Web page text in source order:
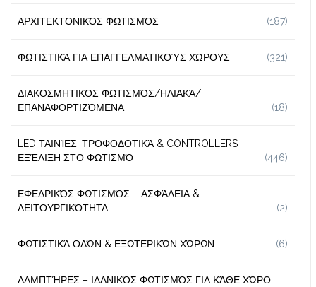
ΑΡΧΙΤΕΚΤΟΝΙΚΌΣ ΦΩΤΙΣΜΌΣ (187)
ΦΩΤΙΣΤΙΚΆ ΓΙΑ ΕΠΑΓΓΕΛΜΑΤΙΚΟΎΣ ΧΏΡΟΥΣ (321)
ΔΙΑΚΟΣΜΗΤΙΚΌΣ ΦΩΤΙΣΜΌΣ/ΗΛΙΑΚΆ/
ΕΠΑΝΑΦΟΡΤΙΖΌΜΕΝΑ
(18)
LED ΤΑΙΝΊΕΣ, ΤΡΟΦΟΔΟΤΙΚΆ & CONTROLLERS –
ΕΞΈΛΙΞΗ ΣΤΟ ΦΩΤΙΣΜΌ
(446)
ΕΦΕΔΡΙΚΌΣ ΦΩΤΙΣΜΌΣ – ΑΣΦΆΛΕΙΑ &
ΛΕΙΤΟΥΡΓΙΚΌΤΗΤΑ
(2)
ΦΩΤΙΣΤΙΚΆ ΟΔΏΝ & ΕΞΩΤΕΡΙΚΏΝ ΧΏΡΩΝ (6)
ΛΑΜΠΤΉΡΕΣ – ΙΔΑΝΙΚΌΣ ΦΩΤΙΣΜΌΣ ΓΙΑ ΚΆΘΕ ΧΏΡΟ